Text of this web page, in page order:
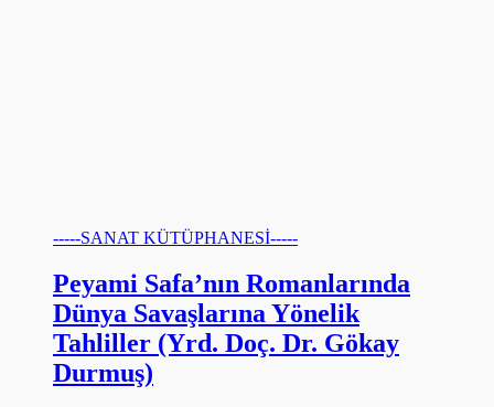
-----SANAT KÜTÜPHANESİ-----
Peyami Safa’nın Romanlarında
Dünya Savaşlarına Yönelik
Tahliller (Yrd. Doç. Dr. Gökay
Durmuş)